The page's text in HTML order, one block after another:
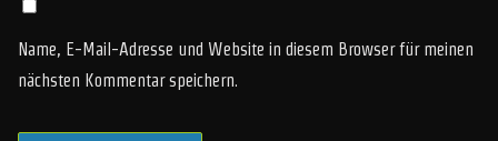
Name, E-Mail-Adresse und Website in diesem Browser für meinen
nächsten Kommentar speichern.